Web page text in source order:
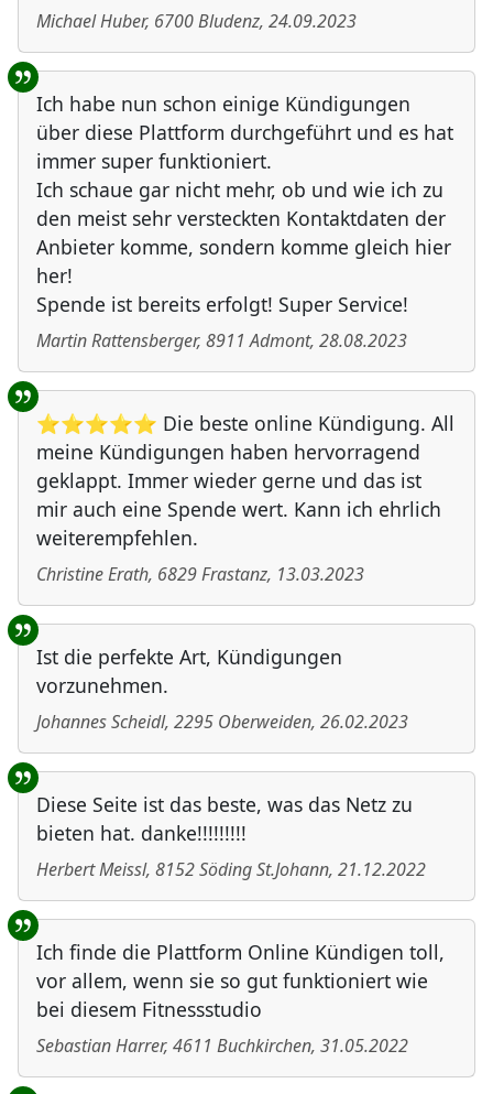
Michael Huber, 6700Bludenz, 24.09.2023
Ich habe nun schon einige Kündigungen
über diese Plattform durchgeführt und es hat
immer super funktioniert.
Ich schaue gar nicht mehr, ob und wie ich zu
den meist sehr versteckten Kontaktdaten der
Anbieter komme, sondern komme gleich hier
her!
Spende ist bereits erfolgt! Super Service!
Martin Rattensberger, 8911 Admont, 28.08.2023
⭐⭐⭐⭐⭐ Die beste online Kündigung. All
meine Kündigungen haben hervorragend
geklappt. Immer wieder gerne und das ist
mir auch eine Spende wert. Kann ich ehrlich
weiterempfehlen.
Christine Erath, 6829Frastanz, 13.03.2023
Ist die perfekte Art, Kündigungen
vorzunehmen.
Johannes Scheidl, 2295 Oberweiden, 26.02.2023
Diese Seite ist das beste, was das Netz zu
bieten hat. danke!!!!!!!!!
Herbert Meissl, 8152Söding St.Johann, 21.12.2022
Ich finde die Plattform Online Kündigen toll,
vor allem, wenn sie so gut funktioniert wie
bei diesem Fitnessstudio
Sebastian Harrer, 4611 Buchkirchen, 31.05.2022